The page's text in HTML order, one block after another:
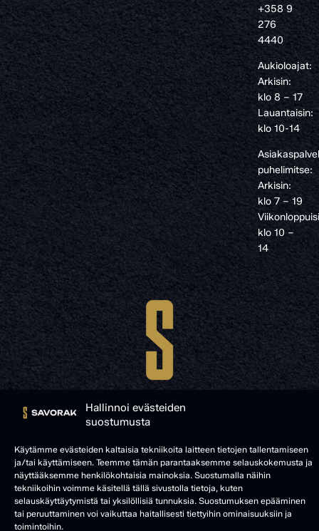
Hallinnoi evästeiden
suostumusta
Käytämme evästeiden kaltaisia tekniikoita laitteen tietojen tallentamiseen
ja/tai käyttämiseen. Teemme tämän parantaaksemme selauskokemusta ja
näyttääksemme henkilökohtaisia mainoksia. Suostumalla näihin
tekniikoihin voimme käsitellä tällä sivustolla tietoja, kuten
selauskäyttäytymistä tai yksilöllisiä tunnuksia. Suostumuksen epääminen
tai peruuttaminen voi vaikuttaa haitallisesti tiettyihin ominaisuuksiin ja
toimintoihin.
+358 9
276
4440
Aukioloajat:
Arkisin:
klo 8 – 17
Lauantaisin:
klo 10-14
puhelimitse:
Arkisin:
klo 7 – 19
klo 10 –
14
© SAVORAK 2025